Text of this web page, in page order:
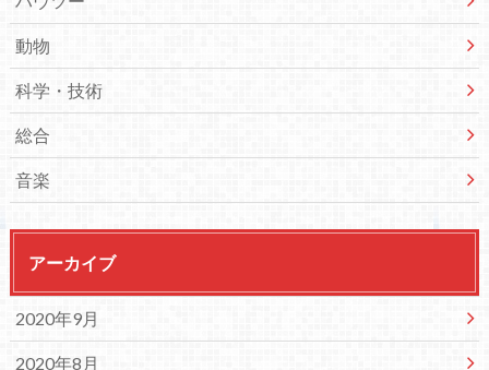
動物
科学・技術
総合
音楽
アーカイブ
2020年9月
2020年8月